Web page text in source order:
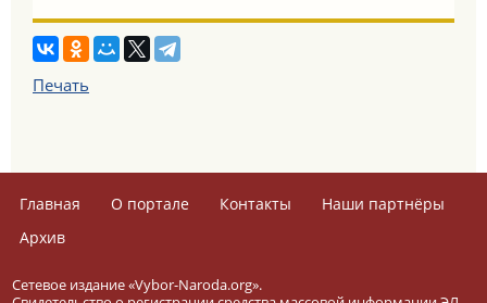
Печать
Главная О портале Контакты
Наши партнёры
Архив
Сетевое издание «Vybor-Naroda.org».